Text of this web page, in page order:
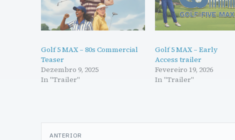
Golf 5 MAX – 80s Commercial
Teaser
Dezembro 9, 2025
In "Trailer"
Golf 5 MAX – Early
Access trailer
Fevereiro 19, 2026
In "Trailer"
Navegação
ANTERIOR